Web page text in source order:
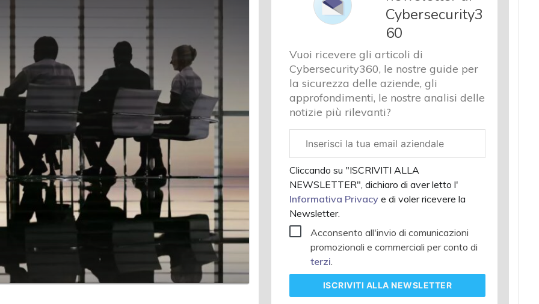
Cybersecurity3
60
Vuoi ricevere gli articoli di
Cybersecurity360, le nostre guide per
la sicurezza delle aziende, gli
approfondimenti, le nostre analisi delle
notizie più rilevanti?
aziendale
Cliccando su "ISCRIVITI ALLA
NEWSLETTER", dichiaro di aver letto l'
Informativa Privacy e di voler ricevere la
Newsletter.
Acconsento all'invio di comunicazioni
promozionali e commerciali per conto di
terzi.
ISCRIVITI ALLA NEWSLETTER